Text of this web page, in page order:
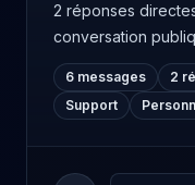
2 réponses
conversation
6 messages 2
Support